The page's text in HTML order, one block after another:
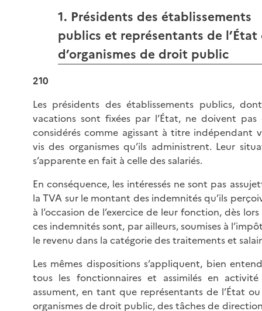
1. Présidents des établissements
publics et représentants de l’État
d’organismes de droit public
210
Les présidents des établissements publics,
vacations sont fixées par l’État, ne doivent pas
considérés comme agissant à titre indépendant
vis des organismes qu’ils administrent. Leur
s’apparente en fait à celle des salariés.
En conséquence, les intéressés ne sont pas
la TVA sur le montant des indemnités qu’ils
à l’occasion de l’exercice de leur fonction, dès
ces indemnités sont, par ailleurs, soumises à
le revenu dans la catégorie des traitements et
Les mêmes dispositions s’appliquent, bien
tous les fonctionnaires et assimilés en
assument, en tant que représentants de l’État
organismes de droit public, des tâches de